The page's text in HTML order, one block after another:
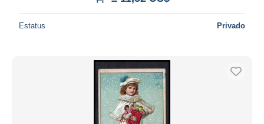
Estatus Privado